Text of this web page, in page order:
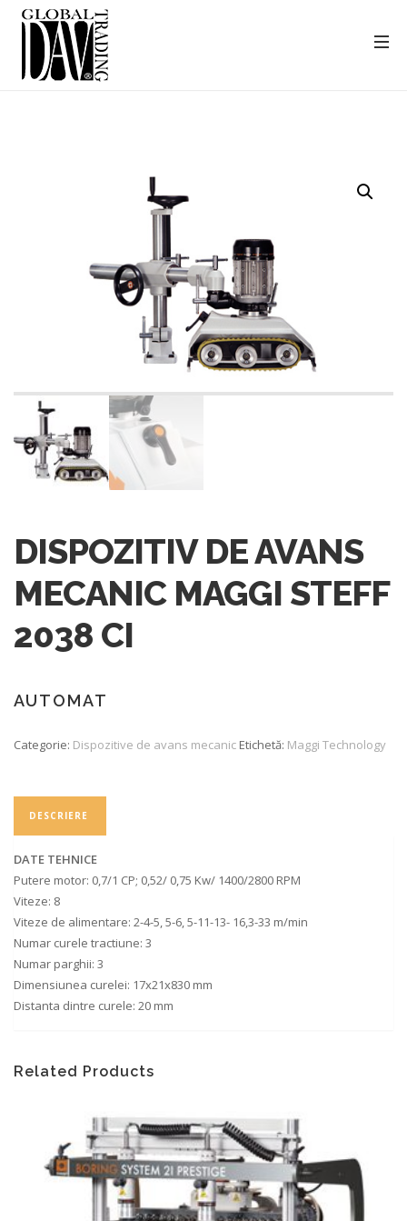
DISPOZITIV DE AVANS
MECANIC MAGGI STEFF
2038 CI
AUTOMAT
Categorie: Dispozitive de avans mecanic Etichetă: Maggi Technology
DESCRIERE
DATE TEHNICE
Putere motor: 0,7/1 CP; 0,52/ 0,75 Kw/ 1400/2800 RPM
Viteze: 8
Viteze de alimentare: 2-4-5, 5-6, 5-11-13- 16,3-33 m/min
Numar curele tractiune: 3
Numar parghii: 3
Dimensiunea curelei: 17x21x830 mm
Distanta dintre curele: 20 mm
Related Products